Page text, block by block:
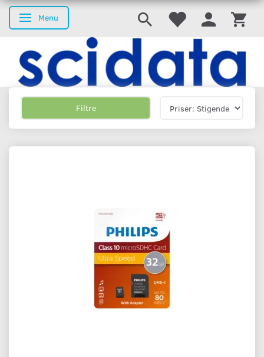
Skifte navigation
Menu
Filtre